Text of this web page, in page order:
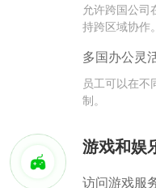
允许跨国公司
持跨区域协作。
多国办公灵
员工可以在不
制。
游戏和娱
访问游戏服